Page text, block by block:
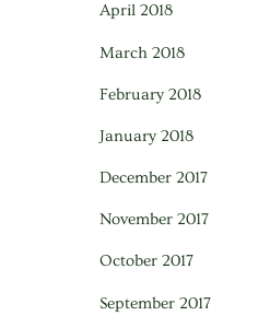
April 2018
March 2018
February 2018
January 2018
December 2017
November 2017
October 2017
September 2017